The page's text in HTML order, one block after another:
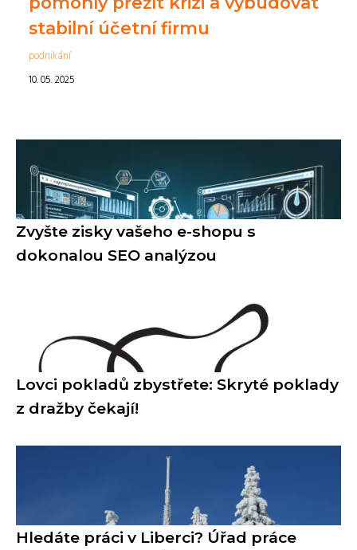
stabilní účetní firmu
podnikání
10. 05. 2025
Zvyšte zisky vašeho e-shopu s
dokonalou SEO analýzou
Lovci pokladů zbystřete: Skryté poklady
z dražby čekají!
Hledáte práci v Liberci? Úřad práce